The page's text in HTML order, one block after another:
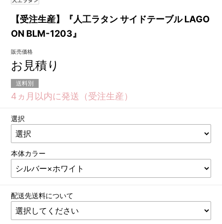
【受注生産】『人工ラタン サイドテーブル LAGO
ON BLM-1203』
販売価格
お見積り
送料別
4ヵ月以内に発送（受注生産）
選択
本体カラー
配送先送料について